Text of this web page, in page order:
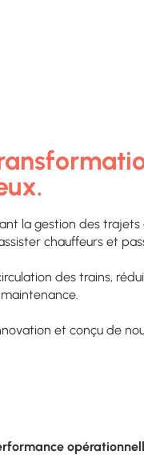
la gestion des trajets
chauffeurs et
des trains,
et conçu de